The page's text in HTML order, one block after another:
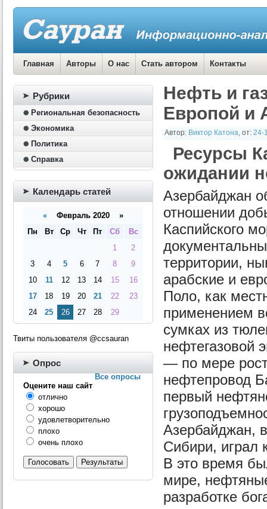
Главная Авторы О нас Стать автором Контакты
Нефть и
Европой и
Автор: Виктор Катона, от: 24-
Ресурсы
ожидании
Азербайджан
отношении
Каспийского
территории,
арабские и
Поло, как
применением
сумках из
нефтегазовой
— по мере
нефтепровод
первый
Азербайджан,
Сибири, играл
В это время
мире,
разработке
Рубрики
Региональная безопасность
Экономика
Политика
Справка
Календарь статей
« Февраль 2020 »
Пн
Вт Ср Чт Пт Сб
Вс
1
2
3
4 5 6 7 8
9
10
11 12 13 14 15
16
17
18 19 20 21 22
23
24
25 26 27 28 29
Твиты пользователя @ccsauran
Опрос
Все опросы
Оцените наш сайт
отлично
хорошо
удовлетворительно
плохо
очень плохо
Голосовать Результаты